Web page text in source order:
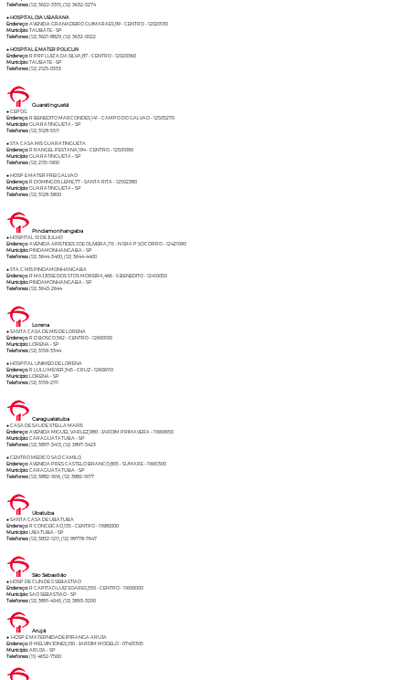
Telefones:(12) 3622-3315, (12) 3632-3274
● HOSPITAL DIA UBARANA
Endereço:AVENIDA GRANADEIRO GUIMARAES,99 - CENTRO - 12020130
Município:TAUBATE - SP
Telefones:(12) 3621-8829, (12) 3632-0022
● HOSPITAL E MATER POLICLIN
Endereço: R PRF LUIZ A DA SILVA,87 - CENTRO - 12020360
Município:TAUBATE - SP
Telefones:(12) 2125-0333
Guaratinguetá
● CEPOG
Endereço: R BENEDITO MARCONDES,141 - CAMPO DO GALVAO - 12505270
Município:GUARATINGUETA - SP
Telefones:(12) 3128-5511
● STA CASA MIS GUARATINGUETA
Endereço: R RANGEL PESTANA,194 - CENTRO - 12501090
Município:GUARATINGUETA - SP
Telefones:(12) 2131-1900
● HOSP E MATER FREI GALVAO
Endereço: R DOMINGOS LEME,77 - SANTA RITA - 12502380
Município:GUARATINGUETA - SP
Telefones:(12) 3128-3800
Pindamonhangaba
● HOSPITAL 10 DE JULHO
Endereço:AVENIDA ARISTIDES J DE OLIVEIRA,115 - N SRA P SOCORRO - 12421090
Município: PINDAMONHANGABA - SP
Telefones:(12) 3644-3400, (12) 3644-4400
● STA C MIS PINDAMONHANGABA
Endereço: R MAJ JOSE DOS STOS MOREIRA,466 - S BENEDITO - 12410050
Município: PINDAMONHANGABA - SP
Telefones:(12) 3643-2644
Lorena
● SANTA CASA DE MIS DE LORENA
Endereço: R D BOSCO,562 - CENTRO - 12600100
Município: LORENA - SP
Telefones:(12) 3159-3344
● HOSPITAL UNIMED DE LORENA
Endereço: R LULU MEYER,345 - CRUZ - 12606110
Município: LORENA - SP
Telefones:(12) 3159-2111
Caraguatatuba
● CASA DE SAUDE STELLA MARIS
Endereço:AVENIDA MIGUEL VARLEZ,980 - JARDIM PRIMAVERA - 11660650
Município:CARAGUATATUBA - SP
Telefones:(12) 3897-3413, (12) 3897-3423
● CENTRO MEDICO SAO CAMILO
Endereço:AVENIDA PRES CASTELO BRANCO,805 - SUMARE - 11661300
Município:CARAGUATATUBA - SP
Telefones:(12) 3882-1616, (12) 3882-1677
Ubatuba
● SANTA CASA DE UBATUBA
Endereço: R CONCEICAO,135 - CENTRO - 11680000
Município:UBATUBA - SP
Telefones:(12) 3832-1211, (12) 99778-7647
São Sebastião
● HOSP DE CLIN DE S SEBASTIAO
Endereço: R CAPITAO LUIZ SOARES,550 - CENTRO - 11600000
Município:SAO SEBASTIAO - SP
Telefones:(12) 3891-4045, (12) 3893-3200
Arujá
● HOSP E MATERNIDADE IPIRANGA ARUJA
Endereço: R MELVIN JONES,100 - JARDIM MODELO - 07401305
Município:ARUJA - SP
Telefones:(11) 4652-7500